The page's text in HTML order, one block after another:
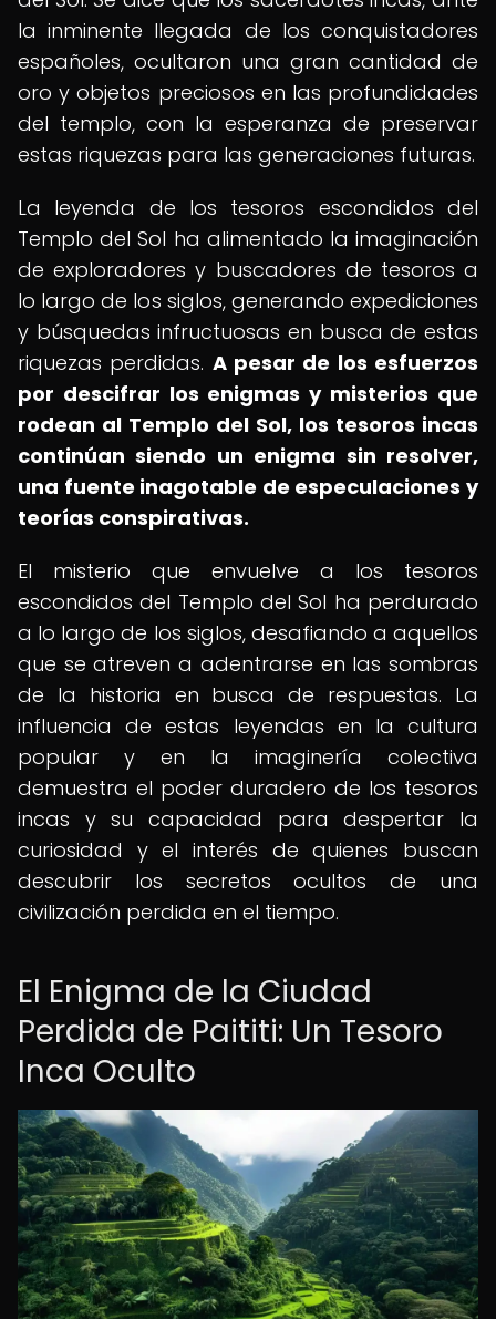
la inminente llegada de los conquistadores
españoles, ocultaron una gran cantidad de
oro y objetos preciosos en las profundidades
del templo, con la esperanza de preservar
estas riquezas para las generaciones futuras.
La leyenda de los tesoros escondidos del
Templo del Sol ha alimentado la imaginación
de exploradores y buscadores de tesoros a
lo largo de los siglos, generando expediciones
y búsquedas infructuosas en busca de estas
riquezas perdidas. A pesar de los esfuerzos
por descifrar los enigmas y misterios que
rodean al Templo del Sol, los tesoros incas
continúan siendo un enigma sin resolver,
una fuente inagotable de especulaciones y
teorías conspirativas.
El misterio que envuelve a los tesoros
escondidos del Templo del Sol ha perdurado
a lo largo de los siglos, desafiando a aquellos
que se atreven a adentrarse en las sombras
de la historia en busca de respuestas. La
influencia de estas leyendas en la cultura
popular y en la imaginería colectiva
demuestra el poder duradero de los tesoros
incas y su capacidad para despertar la
curiosidad y el interés de quienes buscan
descubrir los secretos ocultos de una
civilización perdida en el tiempo.
El Enigma de la Ciudad
Perdida de Paititi: Un Tesoro
Inca Oculto